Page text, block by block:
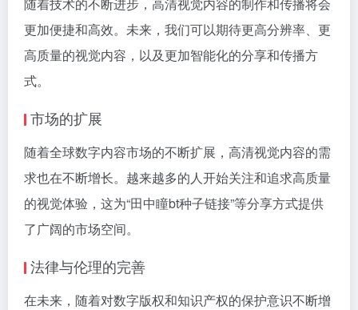
更加便捷和高效。未来，我们可以期待更高分辨率、更
高质量的视觉内容，以及更加智能化的分享和传播方
式。
市场的扩展
随着全球数字内容市场的不断扩展，高清视觉内容的需
求也在不断增长。越来越多的人开始关注和追求高质量
的视觉体验，这为“田中瞳bt种子链接”等分享方式提供
了广阔的市场空间。
法律与伦理的完善
在未来，随着对数字版权和知识产权的保护意识不断增